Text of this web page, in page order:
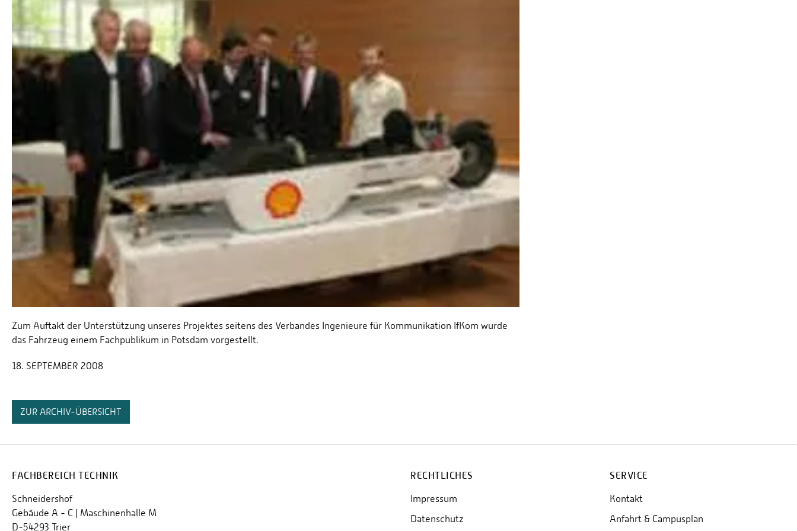
Zum Auftakt der Unterstützung unseres Projektes seitens des Verbandes Ingenieure für Kommunikation IfKom wurde
das Fahrzeug einem Fachpublikum in Potsdam vorgestellt.
18. SEPTEMBER 2008
ZUR ARCHIV-ÜBERSICHT
FACHBEREICH TECHNIK
Schneidershof
Gebäude A - C | Maschinenhalle M
D-54293 Trier
RECHTLICHES
Impressum
Datenschutz
SERVICE
Kontakt
Anfahrt & Campusplan